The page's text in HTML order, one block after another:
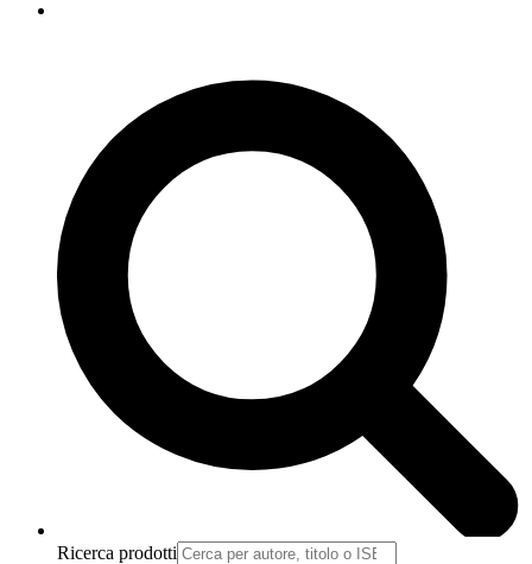
Ricerca prodotti